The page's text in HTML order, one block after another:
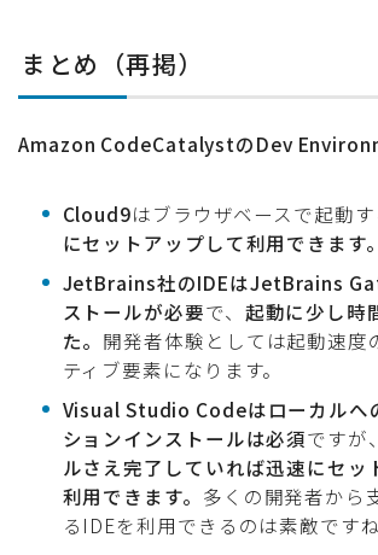
まとめ（再掲）
Amazon CodeCatalystのDev
Cloud9はブラウザベースで起動
にセットアップして利用できます。
JetBrains社のIDEはJetBrains
ストールが必要で、 起動に少し時
た。 開発者体験としては起動速度
ティブ要素になります。
Visual Studio Codeはローカルへ
ションインストールは必須ですが、
ルさえ完了していれば迅速にセッ
利用できます。 多くの開発者から
るIDEを利用できるのは素敵ですね